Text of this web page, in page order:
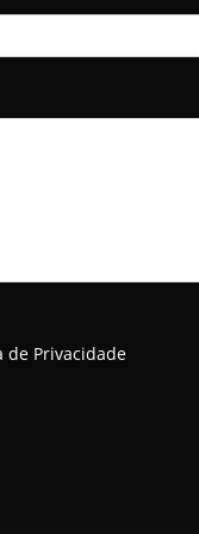
de Privacidade